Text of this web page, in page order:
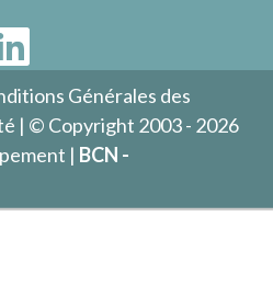
Générales des
| © Copyright 2003 - 2026
| BCN -